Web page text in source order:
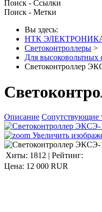
Поиск - Ссылки
Поиск - Метки
Вы здесь:
НТК
Светоконтроллеры >
Для высоковольтных
Светоконтроллер
Описание Сопутствующие
Увеличить
Хиты: 1812 | Рейтинг:
Цена: 12 000 RUR